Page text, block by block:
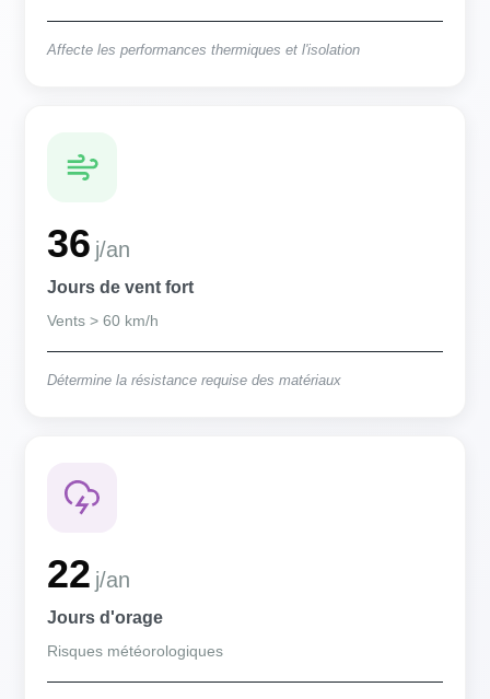
Affecte les performances thermiques et l'isolation
36 j/an
Jours de vent fort
Vents > 60 km/h
Détermine la résistance requise des matériaux
22 j/an
Jours d'orage
Risques météorologiques